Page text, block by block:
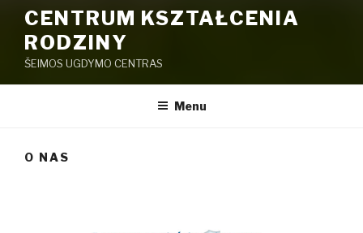
CENTRUM KSZTAŁCENIA
RODZINY
ŠEIMOS UGDYMO CENTRAS
Menu
O NAS